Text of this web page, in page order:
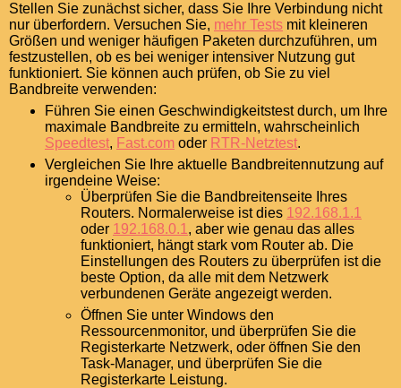
Stellen Sie zunächst sicher, dass Sie Ihre Verbindung nicht
nur überfordern. Versuchen Sie, mehr Tests mit kleineren
Größen und weniger häufigen Paketen durchzuführen, um
festzustellen, ob es bei weniger intensiver Nutzung gut
funktioniert. Sie können auch prüfen, ob Sie zu viel
Bandbreite verwenden:
Führen Sie einen Geschwindigkeitstest durch, um Ihre
maximale Bandbreite zu ermitteln, wahrscheinlich
Speedtest, Fast.com oder RTR-Netztest.
Vergleichen Sie Ihre aktuelle Bandbreitennutzung auf
irgendeine Weise:
Überprüfen Sie die Bandbreitenseite Ihres
Routers. Normalerweise ist dies 192.168.1.1
oder 192.168.0.1 , aber wie genau das alles
funktioniert, hängt stark vom Router ab. Die
Einstellungen des Routers zu überprüfen ist die
beste Option, da alle mit dem Netzwerk
verbundenen Geräte angezeigt werden.
Öffnen Sie unter Windows den
Ressourcenmonitor, und überprüfen Sie die
Registerkarte Netzwerk, oder öffnen Sie den
Task-Manager, und überprüfen Sie die
Registerkarte Leistung.